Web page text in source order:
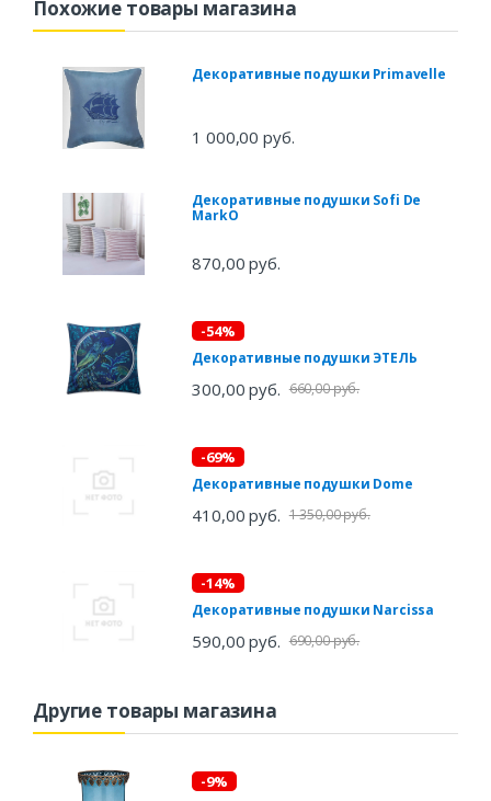
Похожие товары магазина
Декоративные подушки Primavelle
1 000,00 руб.
Декоративные подушки Sofi De
MarkO
870,00 руб.
-54%
Декоративные подушки ЭТЕЛЬ
300,00 руб. 660,00 руб.
-69%
Декоративные подушки Dome
410,00 руб. 1 350,00 руб.
-14%
Декоративные подушки Narcissa
590,00 руб. 690,00 руб.
Другие товары магазина
-9%